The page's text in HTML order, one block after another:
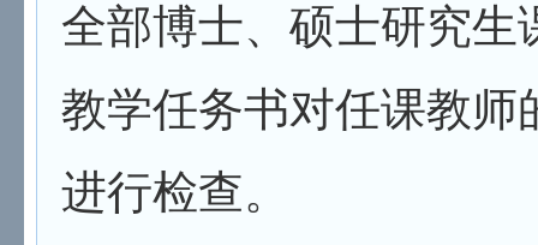
全部博士、硕士研究
教学任务书对任课教师
进行检查。